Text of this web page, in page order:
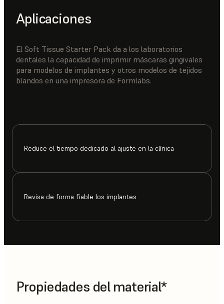
Aplicaciones
El Soft Tissue Starter Pack da a los laboratorios
dentales la capacidad de imprimir máscaras gingivales
para modelos de implantes y otros modelos de tejidos
blandos en una impresora de Formlabs.
Reduce el tiempo dedicado al ajuste en la clínica
Revisa de forma fiable los implantes
Propiedades del material*